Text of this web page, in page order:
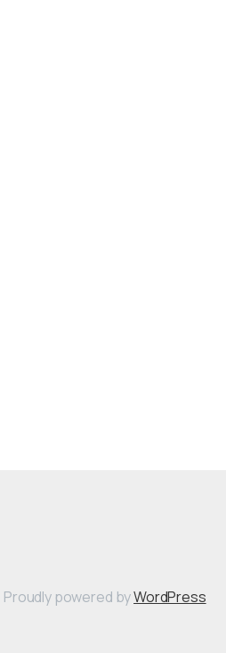
Proudly powered byWordPress